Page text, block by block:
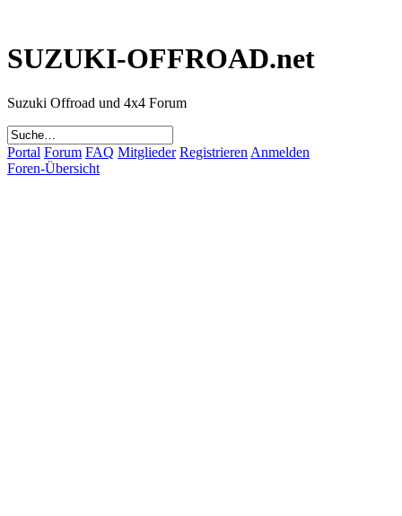
SUZUKI-OFFROAD.net
Suzuki Offroad und 4x4 Forum
Portal Forum FAQ Mitglieder Registrieren Anmelden
Foren-Übersicht